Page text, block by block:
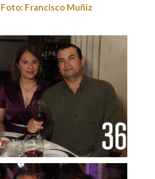
Foto: Francisco Muñiz
Foto: Francisco Muñiz